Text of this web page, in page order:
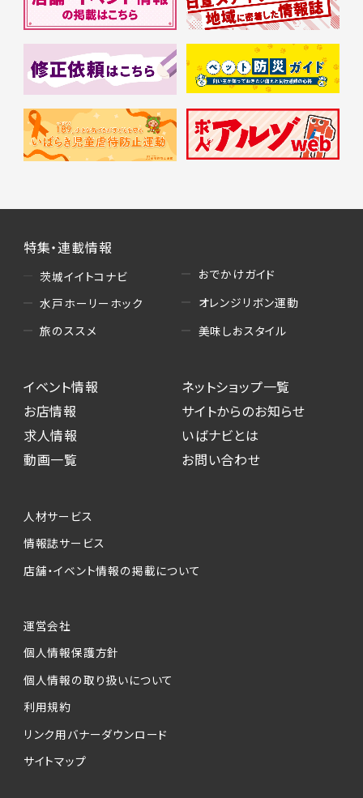
特集・連載情報
茨城イイトコナビ
水戸ホーリーホック
旅のススメ
おでかけガイド
オレンジリボン運動
美味しおスタイル
イベント情報
お店情報
求人情報
動画一覧
ネットショップ一覧
サイトからのお知らせ
いばナビとは
お問い合わせ
人材サービス
情報誌サービス
店舗・イベント情報の掲載について
運営会社
個人情報保護方針
個人情報の取り扱いについて
利用規約
リンク用バナーダウンロード
サイトマップ